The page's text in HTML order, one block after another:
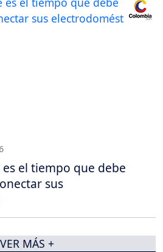
es el tiempo que debe
sus
VER MÁS +